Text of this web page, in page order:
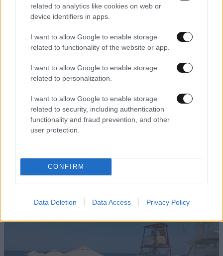
related to analytics like cookies on web or
device identifiers in apps.
I want to allow Google to enable storage
related to functionality of the website or app.
I want to allow Google to enable storage
related to personalization.
I want to allow Google to enable storage
related to security, including authentication
functionality and fraud prevention, and other
user protection.
CONFIRM
Data Deletion Data Access Privacy Policy
Xαρακτήρες: 0/1000
Διαβάστε και ακολουθήστε τους κανόνες σχολιασμού
ΠΡΟΣΘΗΚΗ
TRENDING